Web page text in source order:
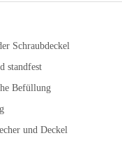
Schraubdeckel
standfest
Befüllung
und Deckel